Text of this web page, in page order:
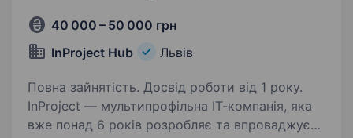
40 000 – 50 000 грн
InProject Hub
Львів
Повна зайнятість. Досвід роботи від 1 року.
InProject — мультипрофільна ІТ-компанія, яка
вже понад 6 років розробляє та впроваджує